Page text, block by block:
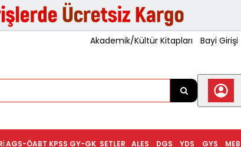
Akademik/Kültür Kitapları Bayi Girişi
MEB
GYS
YDS
DGS
ALES
SETLER
KPSS GY-GK
AGS-ÖABT